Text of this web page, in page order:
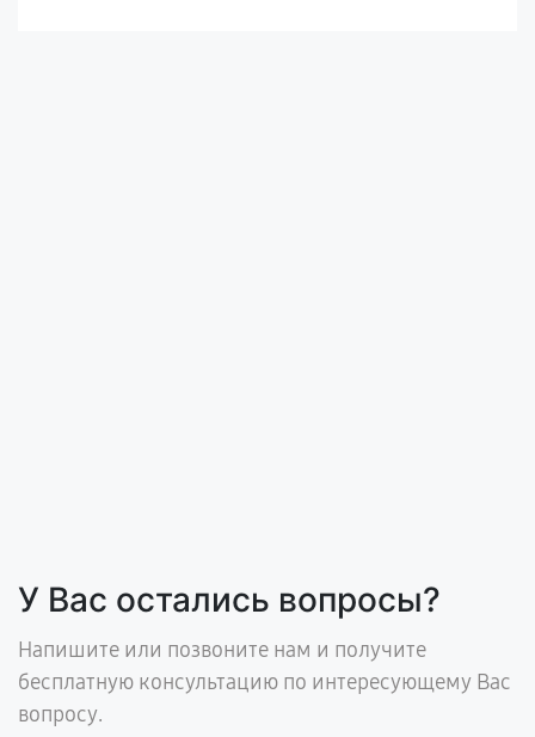
У Вас остались вопросы?
Напишите или позвоните нам и получите
бесплатную консультацию по интересующему Вас
вопросу.